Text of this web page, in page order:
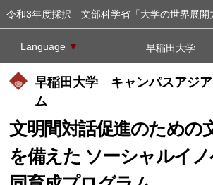
令和3年度採択 文部科学省「大学の世界展開
早稲田大学
Language ▼
早稲田大学 キャンパスアジア
ム
文明間対話促進のための
を備えた ソーシャルイ